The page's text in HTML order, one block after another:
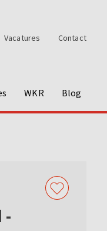
Vacatures Contact
WKR Blog
-